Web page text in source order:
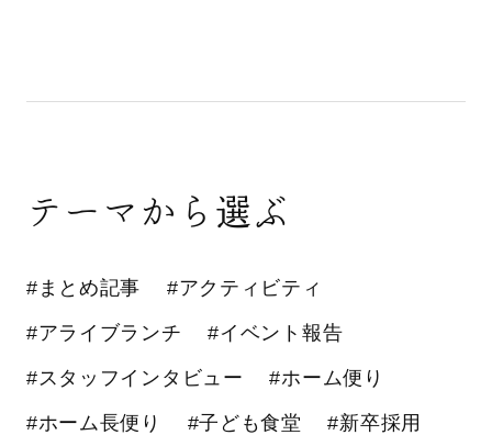
テーマから選ぶ
#まとめ記事 #アクティビティ
#アライブランチ #イベント報告
#スタッフインタビュー #ホーム便り
#ホーム長便り #子ども食堂 #新卒採用